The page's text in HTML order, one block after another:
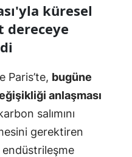
Kırşehir
Kocaeli
Konya
Kütahya
küresel
dereceye
Paris’te, bugüne
anlaşması
salımını
gerektiren
endüstrileşme